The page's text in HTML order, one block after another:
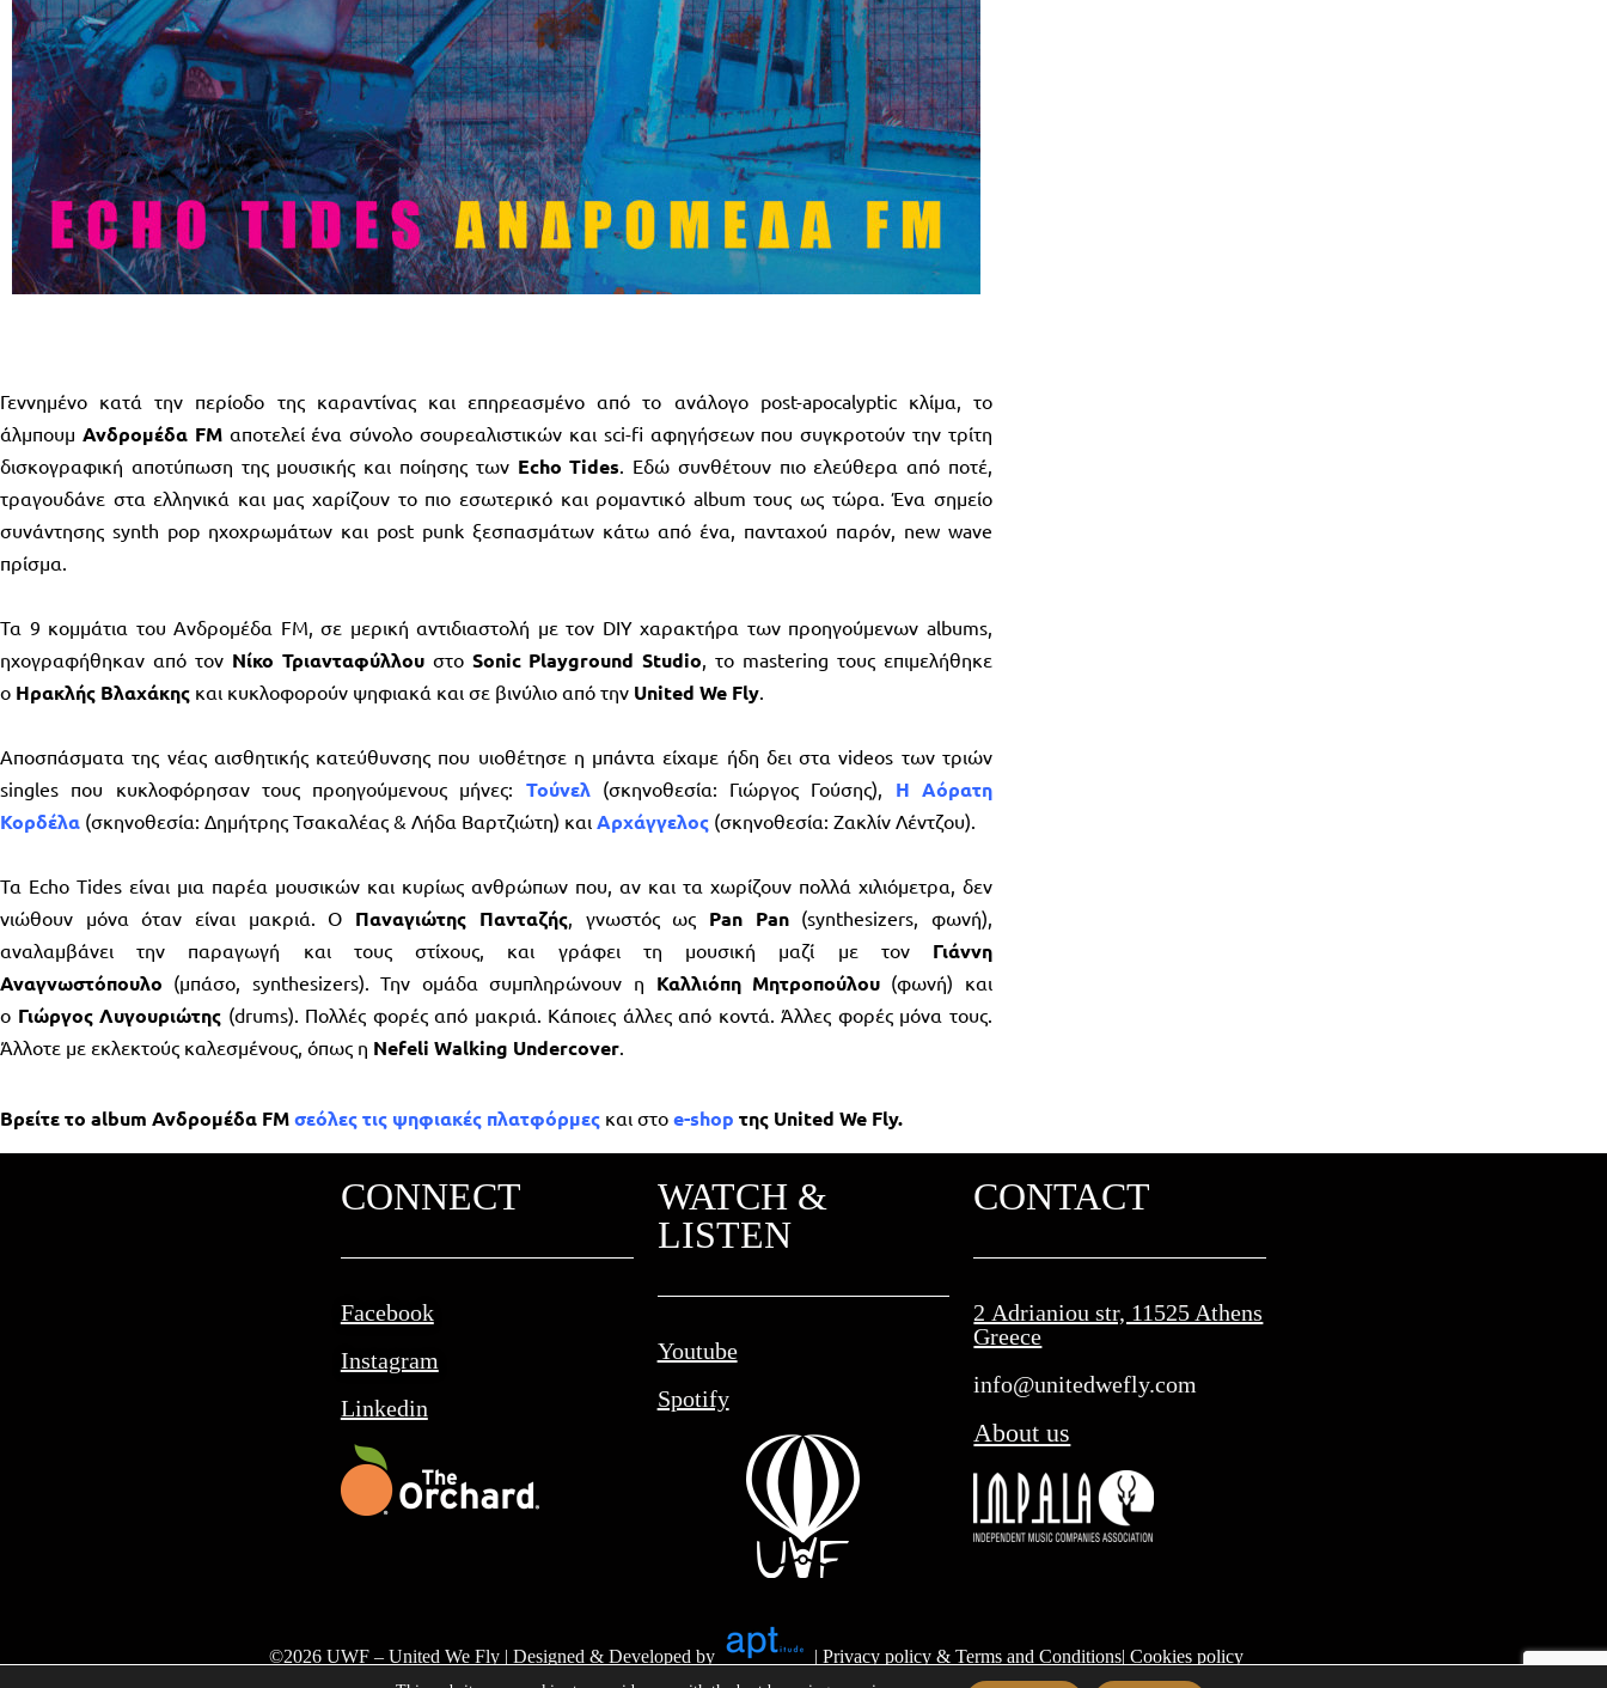
Γεννημένο κατά την περίοδο της καραντίνας και επηρεασμένο από το ανάλογο post-apocalyptic κλίμα, το
άλμπουμ Ανδρομέδα FM αποτελεί ένα σύνολο σουρεαλιστικών και sci-fi αφηγήσεων που συγκροτούν την τρίτη
δισκογραφική αποτύπωση της μουσικής και ποίησης των Echo Tides . Εδώ συνθέτουν πιο ελεύθερα από ποτέ,
τραγουδάνε στα ελληνικά και μας χαρίζουν το πιο εσωτερικό και ρομαντικό album τους ως τώρα. Ένα σημείο
συνάντησης synth pop ηχοχρωμάτων και post punk ξεσπασμάτων κάτω από ένα, πανταχού παρόν, new wave
πρίσμα.
Τα 9 κομμάτια του Ανδρομέδα FM, σε μερική αντιδιαστολή με τον DIY χαρακτήρα των προηγούμενων albums,
ηχογραφήθηκαν από τον Νίκο Τριανταφύλλουστο Sonic Playground Studio , το mastering τους επιμελήθηκε
ο Ηρακλής Βλαχάκης και κυκλοφορούν ψηφιακά και σε βινύλιο από την United We Fly
Αποσπάσματα της νέας αισθητικής κατεύθυνσης που υιοθέτησε η μπάντα είχαμε ήδη δει στα videos των τριών
singles που κυκλοφόρησαν τους προηγούμενους μήνες: Τούνελ (σκηνοθεσία: Γιώργος Γούσης), Η Αόρατη
Κορδέλα (σκηνοθεσία: Δημήτρης Τσακαλέας & Λήδα Βαρτζιώτη) και Αρχάγγελος (σκηνοθεσία: Ζακλίν Λέντζου).
Τα Echo Tides είναι μια παρέα μουσικών και κυρίως ανθρώπων που, αν και τα χωρίζουν πολλά χιλιόμετρα, δεν
νιώθουν μόνα όταν είναι μακριά. Ο Παναγιώτης Πανταζής, γνωστός ως Pan Pan(synthesizers, φωνή),
αναλαμβάνει την παραγωγή και τους στίχους, και γράφει τη μουσική μαζί με τον Γιάννη
Αναγνωστόπουλο (μπάσο, synthesizers). Την ομάδα συμπληρώνουν η Καλλιόπη Μητροπούλου (φωνή) και
ο Γιώργος Λυγουριώτης (drums). Πολλές φορές από μακριά. Κάποιες άλλες από κοντά. Άλλες φορές μόνα τους.
Άλλοτε με εκλεκτούς καλεσμένους, όπως η Nefeli Walking Undercover
Βρείτε το album Ανδρομέδα FMσεόλες τις ψηφιακές πλατφόρμες και στο e-shop της United We Fly.
CONNECT
Facebook
Instagram
Linkedin
WATCH &
LISTEN
Youtube
Spotify
CONTACT
2 Adrianiou str, 11525 Athens
Greece
info@unitedwefly.com​
About us
©2026 UWF – United We Fly | Designed & Developed by | Privacy policy & Terms and Conditions| Cookies policy